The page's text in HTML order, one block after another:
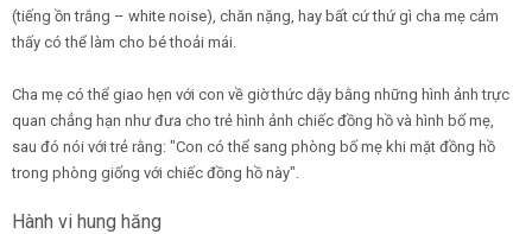
(tiếng ồn trắng – white noise), chăn nặng, hay bất cứ thứ gì cha mẹ cảm
thấy có thể làm cho bé thoải mái.
Cha mẹ có thể giao hẹn với con về giờ thức dậy bằng những hình ảnh trực
quan chẳng hạn như đưa cho trẻ hình ảnh chiếc đồng hồ và hình bố mẹ,
sau đó nói với trẻ rằng: "Con có thể sang phòng bố mẹ khi mặt đồng hồ
trong phòng giống với chiếc đồng hồ này".
Hành vi hung hăng